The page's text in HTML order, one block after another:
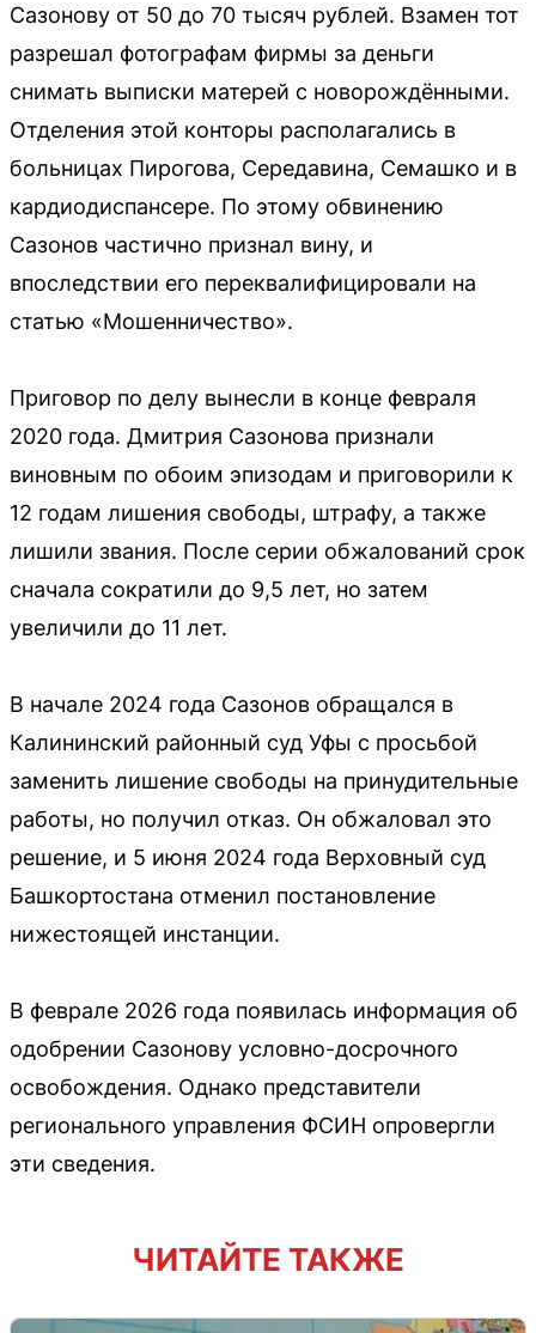
Сазонову от 50 до 70 тысяч рублей. Взамен тот
разрешал фотографам фирмы за деньги
снимать выписки матерей с новорождёнными.
Отделения этой конторы располагались в
больницах Пирогова, Середавина, Семашко и в
кардиодиспансере. По этому обвинению
Сазонов частично признал вину, и
впоследствии его переквалифицировали на
статью «Мошенничество».
Приговор по делу вынесли в конце февраля
2020 года. Дмитрия Сазонова признали
виновным по обоим эпизодам и приговорили к
12 годам лишения свободы, штрафу, а также
лишили звания. После серии обжалований срок
сначала сократили до 9,5 лет, но затем
увеличили до 11 лет.
В начале 2024 года Сазонов обращался в
Калининский районный суд Уфы с просьбой
заменить лишение свободы на принудительные
работы, но получил отказ. Он обжаловал это
решение, и 5 июня 2024 года Верховный суд
Башкортостана отменил постановление
нижестоящей инстанции.
В феврале 2026 года появилась информация об
одобрении Сазонову условно-досрочного
освобождения. Однако представители
регионального управления ФСИН опровергли
эти сведения.
ЧИТАЙТЕ ТАКЖЕ